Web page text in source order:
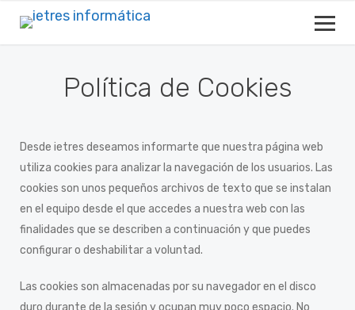
Política de Cookies
Desde ietres deseamos informarte que nuestra página web
utiliza cookies para analizar la navegación de los usuarios. Las
cookies son unos pequeños archivos de texto que se instalan
en el equipo desde el que accedes a nuestra web con las
finalidades que se describen a continuación y que puedes
configurar o deshabilitar a voluntad.
Las cookies son almacenadas por su navegador en el disco